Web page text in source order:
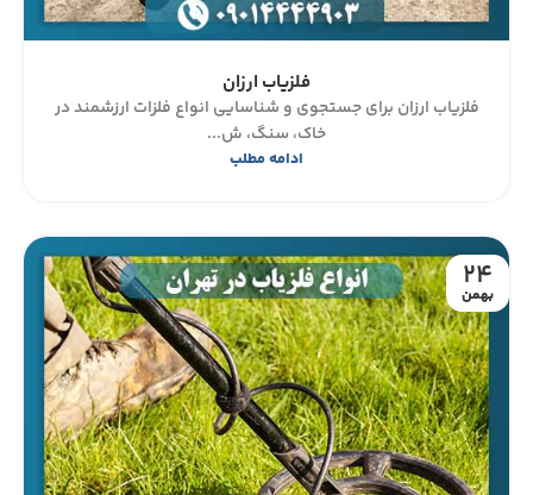
فلزیاب ارزان
فلزیاب ارزان برای جستجوی و شناسایی انواع فلزات ارزشمند در
خاک، سنگ، ش...
ادامه مطلب
24
بهمن